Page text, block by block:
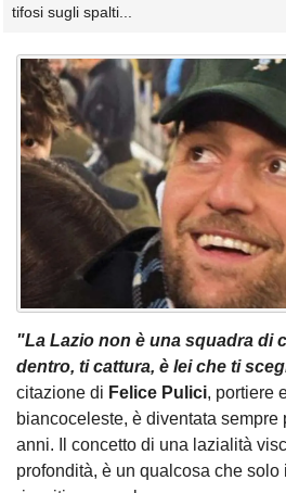
tifosi sugli spalti...
"La Lazio non è una squadra di
dentro, ti cattura, è lei che ti
citazione di Felice Pulici, portiere
biancoceleste, è diventata
anni. Il concetto di una lazialità
profondità, è un qualcosa che